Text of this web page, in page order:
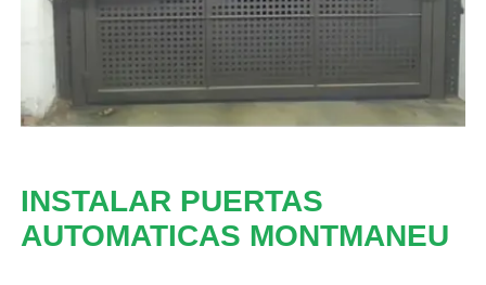
INSTALAR PUERTAS
AUTOMATICAS MONTMANEU